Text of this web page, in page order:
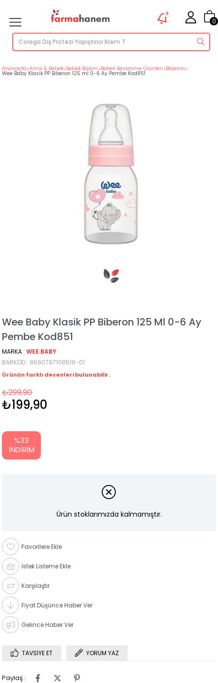
0
0
Anasayfa>Anne & Bebek>Bebek Bakım>Bebek Beslenme Ürünleri>Biberon>
Wee Baby Klasik PP Biberon 125 ml 0-6 Ay Pembe Kod851
Wee Baby Klasik PP Biberon 125 Ml 0-6 Ay
Pembe Kod851
MARKA : WEE BABY
BARKOD : 8690797108519-01
Ürünün farklı desenleri bulunabilir.
₺299,90
₺199,90
%33
İNDIRIM
Ürün stoklarımızda kalmamıştır.
Favorilere Ekle
İstek Listeme Ekle
Karşılaştır
Fiyat Düşünce Haber Ver
Gelince Haber Ver
TAVSIYE ET YORUM YAZ
Paylaş :